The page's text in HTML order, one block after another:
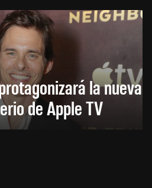
la nueva
de Apple TV